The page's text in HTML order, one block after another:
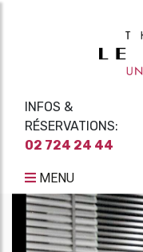
INFOS &
RÉSERVATIONS:
02 724 24 44
MENU